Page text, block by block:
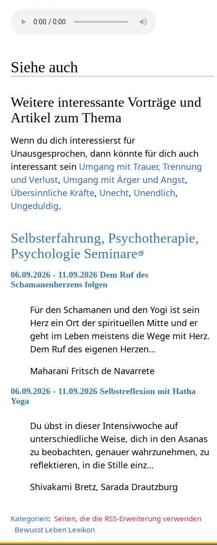
Siehe auch
Weitere interessante Vorträge und
Artikel zum Thema
Wenn du dich interessierst für
Unausgesprochen, dann könnte für dich auch
interessant sein Umgang mit Trauer, Trennung
und Verlust, Umgang mit Ärger und Angst,
Übersinnliche Kräfte, Unecht, Unendlich,
Ungeduldig.
Selbsterfahrung, Psychotherapie,
Psychologie Seminare
06.09.2026 - 11.09.2026 Dem Ruf des
Schamanenherzens folgen
Für den Schamanen und den Yogi ist sein
Herz ein Ort der spirituellen Mitte und er
geht im Leben meistens die Wege mit Herz.
Dem Ruf des eigenen Herzen…
Maharani Fritsch de Navarrete
06.09.2026 - 11.09.2026 Selbstreflexion mit Hatha
Yoga
Du übst in dieser Intensivwoche auf
unterschiedliche Weise, dich in den Asanas
zu beobachten, genauer wahrzunehmen, zu
reflektieren, in die Stille einz…
Shivakami Bretz, Sarada Drautzburg
Kategorien: Seiten, die die RSS-Erweiterung verwenden
Bewusst Leben Lexikon